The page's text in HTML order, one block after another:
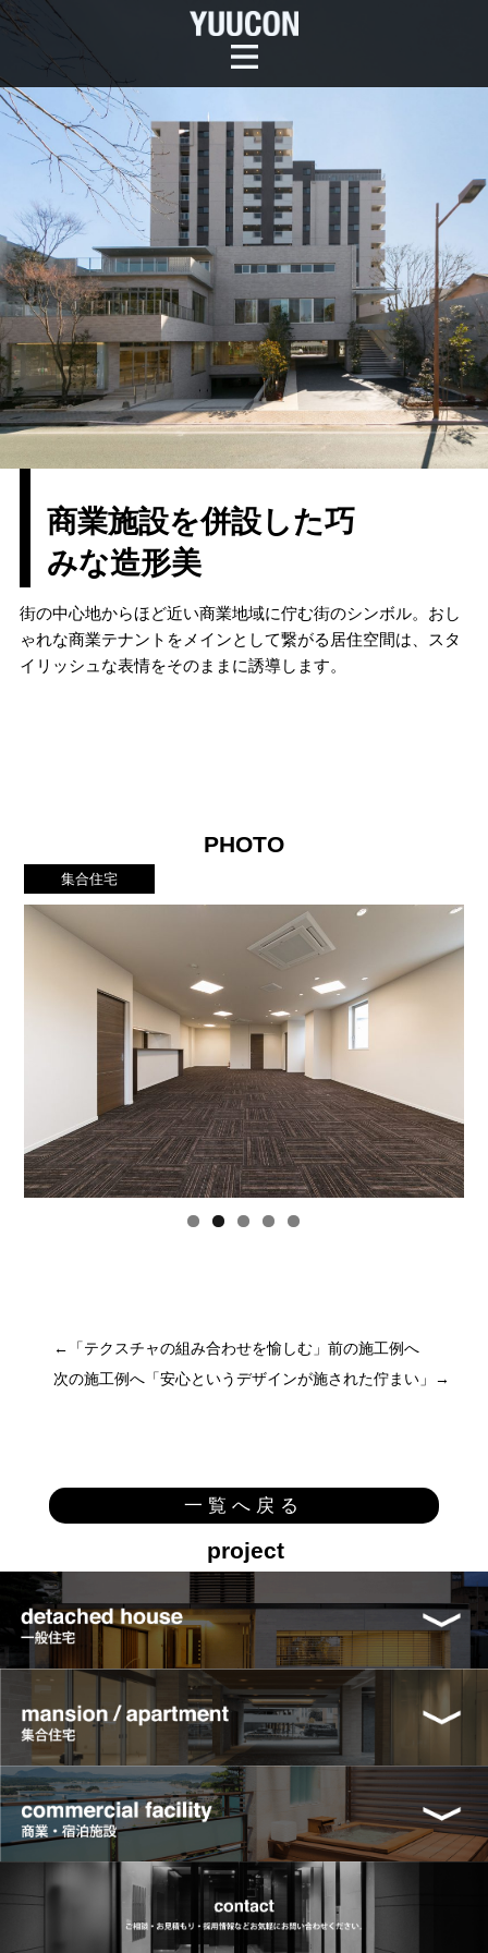
商業施設を併設した巧
みな造形美
街の中心地からほど近い商業地域に佇む街のシンボル。おし
ゃれな商業テナントをメインとして繋がる居住空間は、スタ
イリッシュな表情をそのままに誘導します。
PHOTO
集合住宅
←「テクスチャの組み合わせを愉しむ」前の施工例へ
次の施工例へ「安心というデザインが施された佇まい」→
一覧へ戻る
project